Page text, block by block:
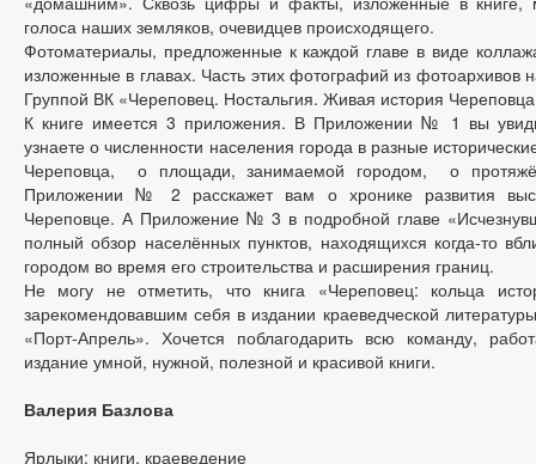
голоса наших земляков, очевидцев происходящего.
Фотоматериалы, предложенные к каждой главе в виде
изложенные в главах. Часть этих фотографий из фотоархивов
Группой ВК «Череповец. Ностальгия. Живая история
К книге имеется 3 приложения. В Приложении № 1 вы
узнаете о численности населения города в разные
Череповца, о площади, занимаемой городом, о
Приложении № 2 расскажет вам о хронике развития
Череповце. А Приложение № 3 в подробной главе
полный обзор населённых пунктов, находящихся когда-то
городом во время его строительства и расширения границ.
Не могу не отметить, что книга «Череповец: кольца
зарекомендовавшим себя в издании краеведческой
«Порт-Апрель». Хочется поблагодарить всю команду,
издание умной, нужной, полезной и красивой книги.
Валерия Базлова
Ярлыки: книги, краеведение